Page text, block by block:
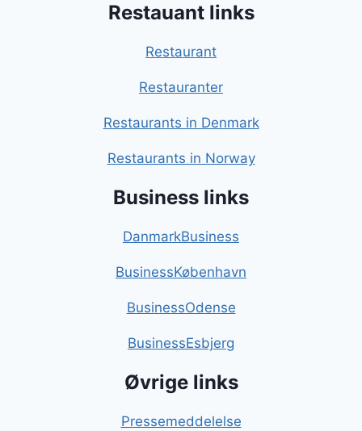
Restauant links
Restaurant
Restauranter
Restaurants in Denmark
Restaurants in Norway
Business links
DanmarkBusiness
BusinessKøbenhavn
BusinessOdense
BusinessEsbjerg
Øvrige links
Pressemeddelelse